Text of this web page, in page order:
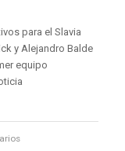
para el Slavia
y Alejandro Balde
equipo